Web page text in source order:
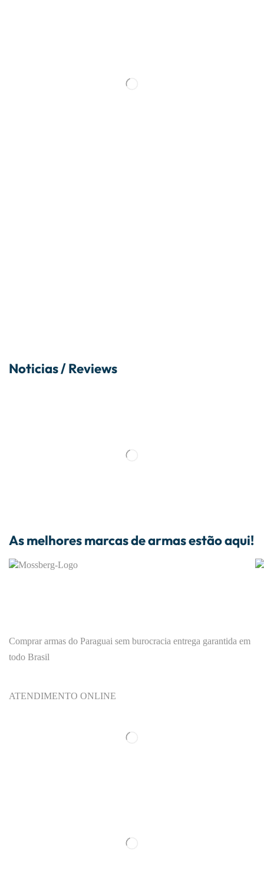
Noticias / Reviews
As melhores marcas de armas estão aqui!
Comprar armas do Paraguai sem burocracia entrega garantida em
todo Brasil
ATENDIMENTO ONLINE